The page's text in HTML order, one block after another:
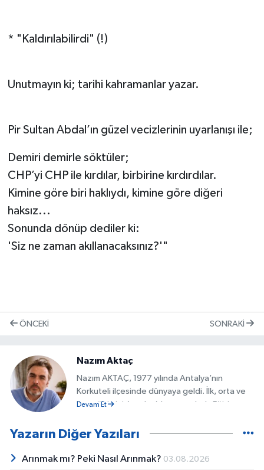
* "Kaldırılabilirdi" (!)
Unutmayın ki; tarihi kahramanlar yazar.
Pir Sultan Abdal’ın güzel vecizlerinin uyarlanışı ile;
Demiri demirle söktüler;
CHP’yi CHP ile kırdılar, birbirine kırdırdılar.
Kimine göre biri haklıydı, kimine göre diğeri
haksız...
Sonunda dönüp dediler ki:
'Siz ne zaman akıllanacaksınız?'"
ÖNCEKI SONRAKI
Nazım Aktaç
Nazım AKTAÇ, 1977 yılında Antalya’nın
Korkuteli ilçesinde dünyaya geldi. İlk, orta ve
lise eğitimini Antalya’da tamamladı. Eğitim
alanında aldığı eğitim doğrultusunda
ilk dönemlerinde, farklı ölçeklerde faaliyet
Devam Et
Yazarın Diğer Yazıları
Arınmak mı? Peki Nasıl Arınmak? 03.08.2026